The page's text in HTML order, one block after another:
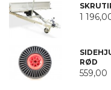
1
RØD
559,00